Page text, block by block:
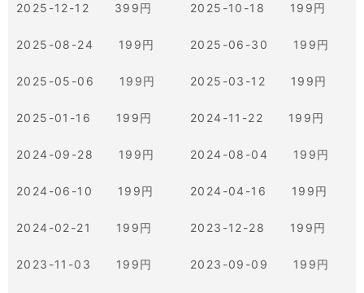
2025-12-12 399円 2025-10-18 199円
2025-08-24 199円 2025-06-30 199円
2025-05-06 199円 2025-03-12 199円
2025-01-16 199円 2024-11-22 199円
2024-09-28 199円 2024-08-04 199円
2024-06-10 199円 2024-04-16 199円
2024-02-21 199円 2023-12-28 199円
2023-11-03 199円 2023-09-09 199円